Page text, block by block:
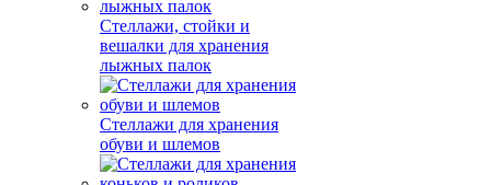
Стеллажи, стойки и
вешалки для хранения
лыжных палок
Стеллажи для хранения
обуви и шлемов